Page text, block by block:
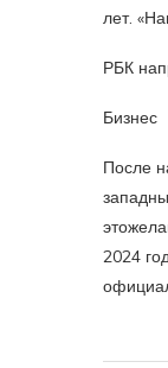
лет.
РБК
Бизнес
После
2024